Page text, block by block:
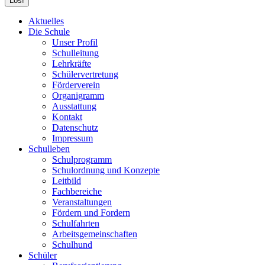
Aktuelles
Die Schule
Unser Profil
Schulleitung
Lehrkräfte
Schülervertretung
Förderverein
Organigramm
Ausstattung
Kontakt
Datenschutz
Impressum
Schulleben
Schulprogramm
Schulordnung und Konzepte
Leitbild
Fachbereiche
Veranstaltungen
Fördern und Fordern
Schulfahrten
Arbeitsgemeinschaften
Schulhund
Schüler